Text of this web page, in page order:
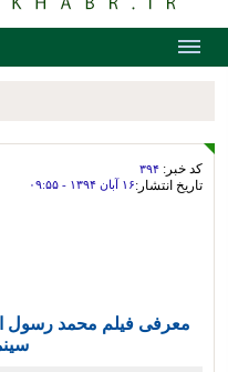
کد خبر: ۳۹۴
تاریخ انتشار:۱۶ آبان ۱۳۹۴ - ۰۹:۵۵
معرفی فیلم محمد رسول